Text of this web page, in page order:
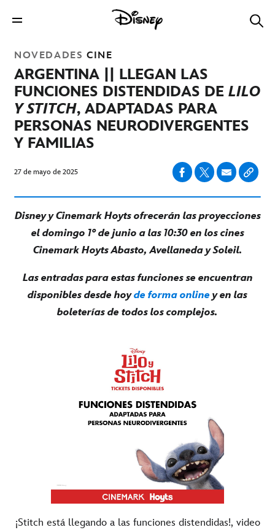
NOVEDADES CINE
ARGENTINA || LLEGAN LAS
FUNCIONES DISTENDIDAS DE LILO
Y STITCH, ADAPTADAS PARA
PERSONAS NEURODIVERGENTES
Y FAMILIAS
27 de mayo de 2025
Disney y Cinemark Hoyts ofrecerán las proyecciones
el domingo 1° de junio a las 10:30 en los cines
Cinemark Hoyts Abasto, Avellaneda y Soleil.
Las entradas para estas funciones se encuentran
disponibles desde hoyde forma online y en las
boleterías de todos los complejos.
¡Stitch está llegando a las funciones distendidas!, video